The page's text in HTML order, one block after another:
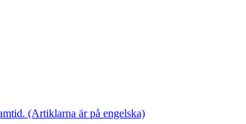
(Artiklarna är på engelska)